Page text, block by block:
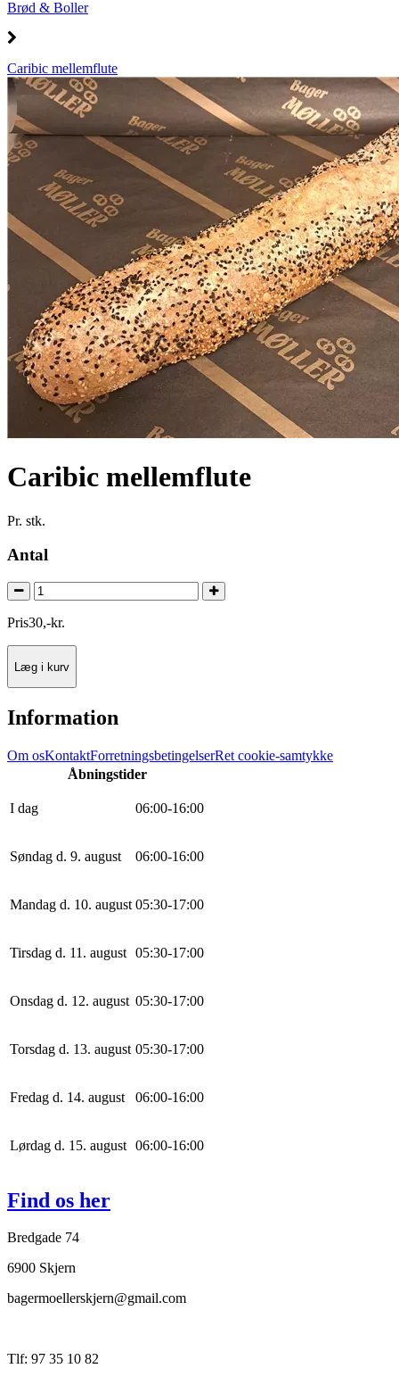
Brød & Boller
Caribic mellemflute
Caribic mellemflute
Pr. stk.
Antal
Pris30,-kr.
Læg i kurv
Information
Om osKontaktForretningsbetingelserRet cookie-samtykke
Åbningstider
I dag 06:00-16:00
Søndag d. 9. august 06:00-16:00
Mandag d. 10. august 05:30-17:00
Tirsdag d. 11. august 05:30-17:00
Onsdag d. 12. august 05:30-17:00
Torsdag d. 13. august 05:30-17:00
Fredag d. 14. august 06:00-16:00
Lørdag d. 15. august 06:00-16:00
Find os her
Bredgade 74
6900 Skjern
bagermoellerskjern@gmail.com
Tlf: 97 35 10 82